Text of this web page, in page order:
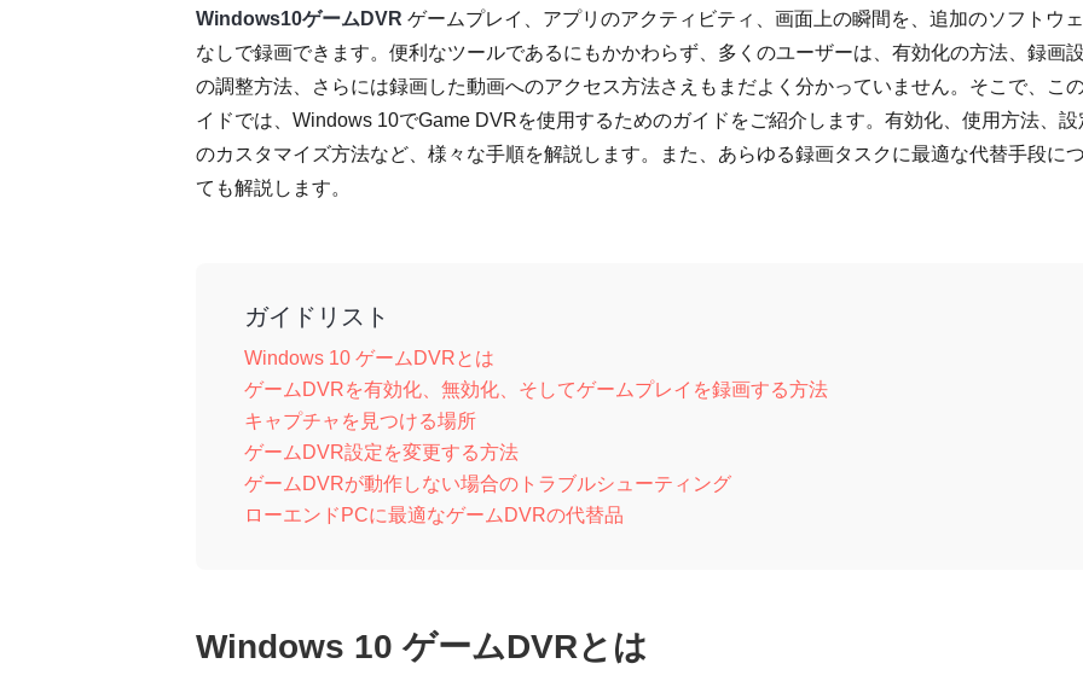
Windows10ゲームDVR ゲームプレイ、アプリのアクティビティ、画面上の瞬間を、追加のソフトウ
なしで録画できます。便利なツールであるにもかかわらず、多くのユーザーは、有効化の方法、録画
の調整方法、さらには録画した動画へのアクセス方法さえもまだよく分かっていません。そこで、こ
イドでは、Windows 10でGame DVRを使用するためのガイドをご紹介します。有効化、使用方法、設
のカスタマイズ方法など、様々な手順を解説します。また、あらゆる録画タスクに最適な代替手段に
ても解説します。
ガイドリスト
Windows 10 ゲームDVRとは
ゲームDVRを有効化、無効化、そしてゲームプレイを録画する方法
キャプチャを見つける場所
ゲームDVR設定を変更する方法
ゲームDVRが動作しない場合のトラブルシューティング
ローエンドPCに最適なゲームDVRの代替品
Windows 10 ゲームDVRとは